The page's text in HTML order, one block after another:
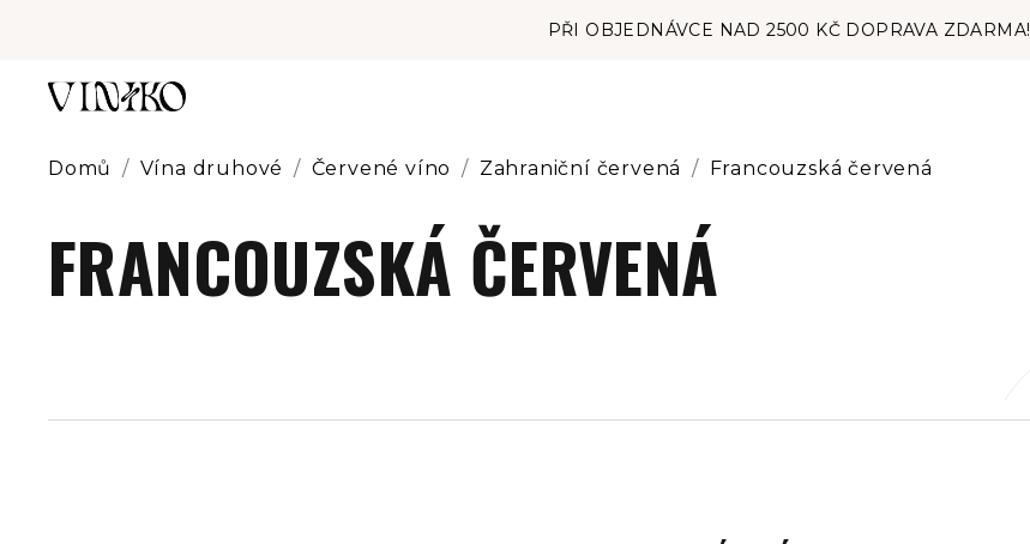
PŘI OBJEDNÁVCE NAD 2500 KČ DOPRAVA ZDARMA!
Domů / Vína druhové / Červené víno / Zahraniční červená / Francouzská červená
FRANCOUZSKÁ ČERVENÁ